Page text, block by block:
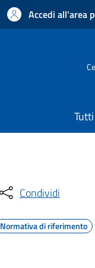
Accedi all'area
Condividi
Normativa di riferimento